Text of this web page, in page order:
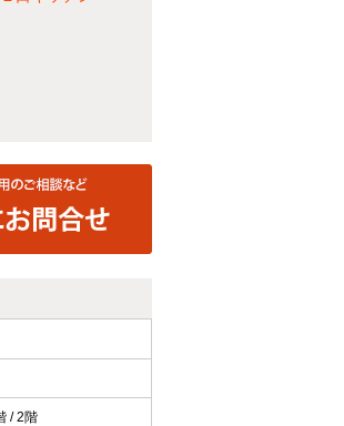
/ 2階